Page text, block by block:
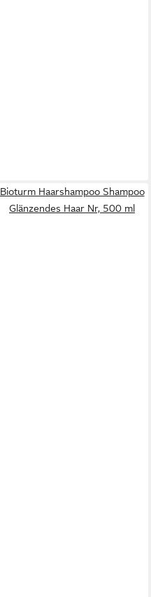
Bioturm Haarshampoo Shampoo
Glänzendes Haar Nr, 500 ml